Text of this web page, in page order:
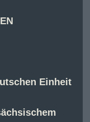
Einheit